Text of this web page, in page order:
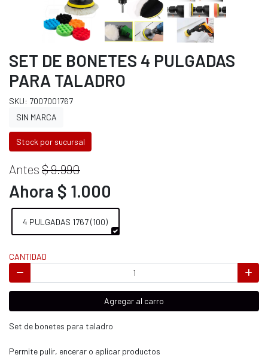
SET DE BONETES 4 PULGADAS
PARA TALADRO
SKU: 7007001767
SIN MARCA
Stock por sucursal
Antes $ 9.990
Ahora $ 1.000
4 PULGADAS 1767 (100)
CANTIDAD
Agregar al carro
Set de bonetes para taladro
Permite pulir, encerar o aplicar productos